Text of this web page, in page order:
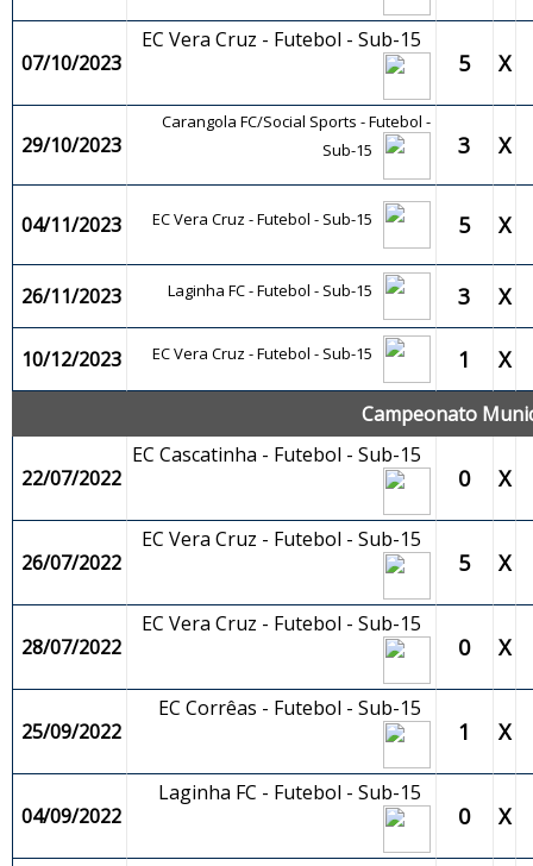
07/10/2023
EC Vera Cruz - Futebol - Sub-15
5 X
29/10/2023
Carangola FC/Social Sports - Futebol -
Sub-15
3 X
04/11/2023 EC Vera Cruz - Futebol - Sub-15 5 X
26/11/2023 Laginha FC - Futebol - Sub-15 3 X
10/12/2023 EC Vera Cruz - Futebol - Sub-15 1 X
Campeonato
22/07/2022
EC Cascatinha - Futebol - Sub-15
0 X
26/07/2022
EC Vera Cruz - Futebol - Sub-15
5 X
28/07/2022
EC Vera Cruz - Futebol - Sub-15
0 X
25/09/2022
EC Corrêas - Futebol - Sub-15
1 X
04/09/2022
Laginha FC - Futebol - Sub-15
0 X